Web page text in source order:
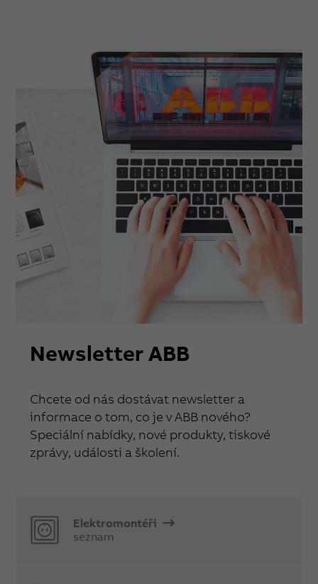
Newsletter ABB
Chcete od nás dostávat newsletter a
informace o tom, co je v ABB nového?
Speciální nabídky, nové produkty, tiskové
zprávy, události a školení.
Elektromontéři
seznam